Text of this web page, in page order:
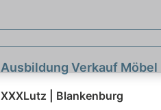
Ausbildung Verkauf
XXXLutz | Blankenburg